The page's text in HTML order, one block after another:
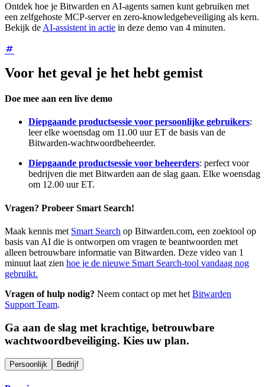
Ontdek hoe je Bitwarden en AI-agents samen kunt gebruiken met
een zelfgehoste MCP-server en zero-knowledgebeveiliging als kern.
Bekijk de AI-assistent in actie in deze demo van 4 minuten.
Voor het geval je het hebt gemist
Doe mee aan een live demo
Diepgaande productsessie voor persoonlijke gebruikers:
leer elke woensdag om 11.00 uur ET de basis van de
Bitwarden-wachtwoordbeheerder.
Diepgaande productsessie voor beheerders: perfect voor
bedrijven die met Bitwarden aan de slag gaan. Elke woensdag
om 12.00 uur ET.
Vragen? Probeer Smart Search!
Maak kennis met Smart Search op Bitwarden.com, een zoektool op
basis van AI die is ontworpen om vragen te beantwoorden met
alleen betrouwbare informatie van Bitwarden. Deze video van 1
minuut laat zien hoe je de nieuwe Smart Search-tool vandaag nog
gebruikt.
Vragen of hulp nodig? Neem contact op met het Bitwarden
Support Team.
Ga aan de slag met krachtige, betrouwbare
wachtwoordbeveiliging. Kies uw plan.
Persoonlijk Bedrijf